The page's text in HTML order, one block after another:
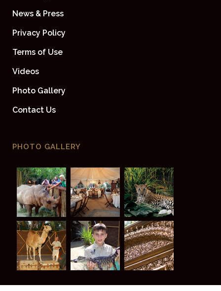
News & Press
Privacy Policy
Terms of Use
Videos
Photo Gallery
Contact Us
PHOTO GALLERY